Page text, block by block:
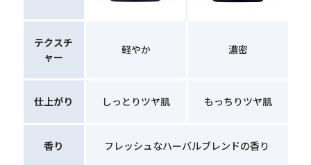
テクスチ
ャー
軽やか 濃密
仕上がり しっとりツヤ肌 もっちりツヤ肌
香り フレッシュなハーバルブレンドの香り